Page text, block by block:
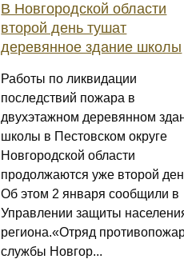
В Новгородской области
второй день тушат
деревянное здание школы
Работы по ликвидации
последствий пожара в
двухэтажном деревянном
школы в Пестовском округе
Новгородской области
продолжаются уже второй
Об этом 2 января сообщили в
Управлении защиты
региона.«Отряд
службы Новгор...